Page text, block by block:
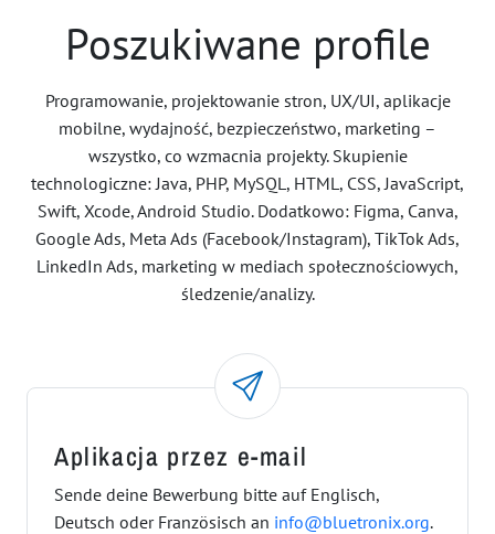
Poszukiwane profile
Programowanie, projektowanie stron, UX/UI, aplikacje
mobilne, wydajność, bezpieczeństwo, marketing –
wszystko, co wzmacnia projekty. Skupienie
technologiczne: Java, PHP, MySQL, HTML, CSS, JavaScript,
Swift, Xcode, Android Studio. Dodatkowo: Figma, Canva,
Google Ads, Meta Ads (Facebook/Instagram), TikTok Ads,
LinkedIn Ads, marketing w mediach społecznościowych,
śledzenie/analizy.
Aplikacja przez e-mail
Sende deine Bewerbung bitte auf Englisch,
Deutsch oder Französisch an info@bluetronix.org.